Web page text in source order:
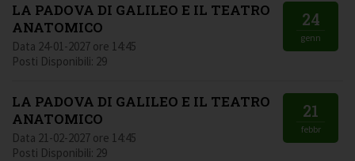
LA PADOVA DI GALILEO E IL TEATRO
ANATOMICO
Data 24-01-2027 ore 14:45
Posti Disponibili: 29
24
genn
LA PADOVA DI GALILEO E IL TEATRO
ANATOMICO
Data 21-02-2027 ore 14:45
Posti Disponibili: 29
21
febbr